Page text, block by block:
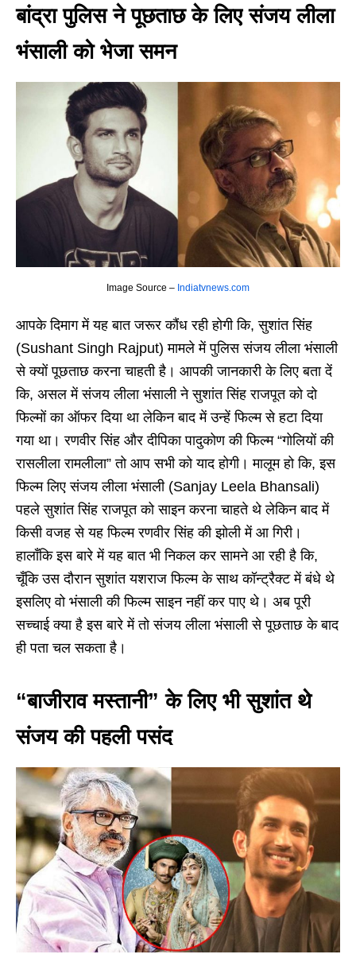
बांद्रा पुलिस ने पूछताछ के लिए संजय लीला
भंसाली को भेजा समन
Image Source – Indiatvnews.com
आपके दिमाग में यह बात जरूर कौंध रही होगी कि, सुशांत सिंह
(Sushant Singh Rajput) मामले में पुलिस संजय लीला भंसाली
से क्यों पूछताछ करना चाहती है। आपकी जानकारी के लिए बता दें
कि, असल में संजय लीला भंसाली ने सुशांत सिंह राजपूत को दो
फिल्मों का ऑफर दिया था लेकिन बाद में उन्हें फिल्म से हटा दिया
गया था। रणवीर सिंह और दीपिका पादुकोण की फिल्म “गोलियों की
रासलीला रामलीला” तो आप सभी को याद होगी। मालूम हो कि, इस
फिल्म लिए संजय लीला भंसाली (Sanjay Leela Bhansali)
पहले सुशांत सिंह राजपूत को साइन करना चाहते थे लेकिन बाद में
किसी वजह से यह फिल्म रणवीर सिंह की झोली में आ गिरी।
हालाँकि इस बारे में यह बात भी निकल कर सामने आ रही है कि,
चूँकि उस दौरान सुशांत यशराज फिल्म के साथ कॉन्ट्रैक्ट में बंधे थे
इसलिए वो भंसाली की फिल्म साइन नहीं कर पाए थे। अब पूरी
सच्चाई क्या है इस बारे में तो संजय लीला भंसाली से पूछताछ के बाद
ही पता चल सकता है।
“बाजीराव मस्तानी” के लिए भी सुशांत थे
संजय की पहली पसंद